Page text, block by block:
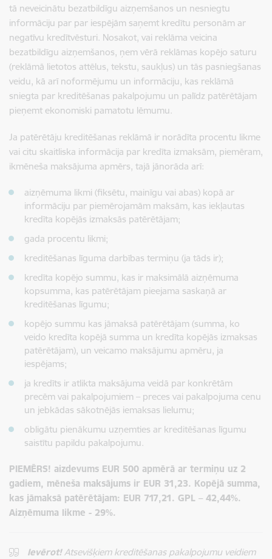
tā neveicinātu bezatbildīgu aizņemšanos un nesniegtu
informāciju par par iespējām saņemt kredītu personām ar
negatīvu kredītvēsturi. Nosakot, vai reklāma veicina
bezatbildīgu aizņemšanos, ņem vērā reklāmas kopējo saturu
(reklāmā lietotos attēlus, tekstu, saukļus) un tās pasniegšanas
veidu, kā arī noformējumu un informāciju, kas reklāmā
sniegta par kreditēšanas pakalpojumu un palīdz patērētājam
pieņemt ekonomiski pamatotu lēmumu.
Ja patērētāju kreditēšanas reklāmā ir norādīta procentu likme
vai citu skaitliska informācija par kredīta izmaksām, piemēram,
ikmēneša maksājuma apmērs, tajā jānorāda arī:
aizņēmuma likmi (fiksētu, mainīgu vai abas) kopā ar
informāciju par piemērojamām maksām, kas iekļautas
kredīta kopējās izmaksās patērētājam;
gada procentu likmi;
kreditēšanas līguma darbības termiņu (ja tāds ir);
kredīta kopējo summu, kas ir maksimālā aizņēmuma
kopsumma, kas patērētājam pieejama saskaņā ar
kreditēšanas līgumu;
kopējo summu kas jāmaksā patērētājam (summa, ko
veido kredīta kopējā summa un kredīta kopējās izmaksas
patērētājam), un veicamo maksājumu apmēru, ja
iespējams;
ja kredīts ir atlikta maksājuma veidā par konkrētām
precēm vai pakalpojumiem – preces vai pakalpojuma cenu
un jebkādas sākotnējās iemaksas lielumu;
obligātu pienākumu uzņemties ar kreditēšanas līgumu
saistītu papildu pakalpojumu.
PIEMĒRS! aizdevums EUR 500 apmērā ar termiņu uz 2
gadiem, mēneša maksājums ir EUR 31,23. Kopējā summa,
kas jāmaksā patērētājam: EUR 717,21. GPL – 42,44%.
Aizņēmuma likme - 29%.
Ievērot!Atsevišķiem kreditēšanas pakalpojumu veidiem